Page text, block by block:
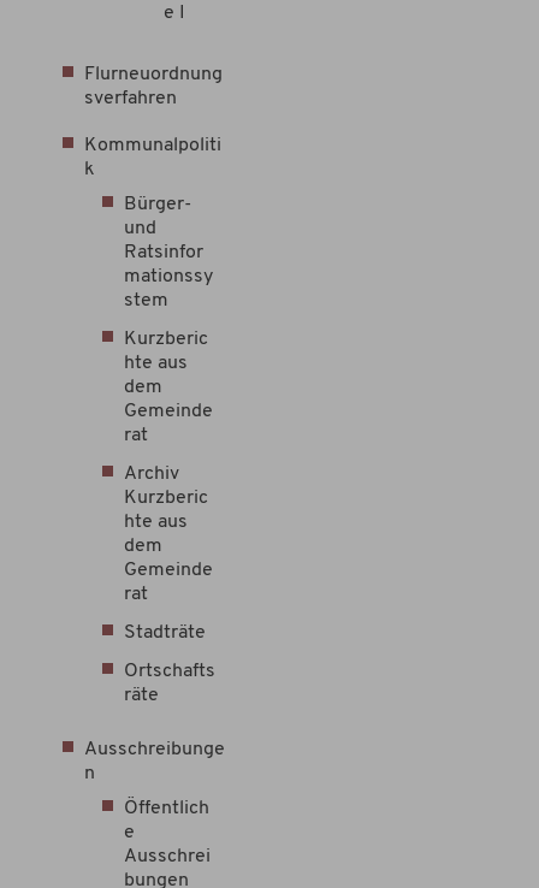
e I
Flurneuordnung
sverfahren
Kommunalpoliti
k
Bürger-
und
Ratsinfor
mationssy
stem
Kurzberic
hte aus
dem
Gemeinde
rat
Archiv
Kurzberic
hte aus
dem
Gemeinde
rat
Stadträte
Ortschafts
räte
Ausschreibunge
n
Öffentlich
e
Ausschrei
bungen